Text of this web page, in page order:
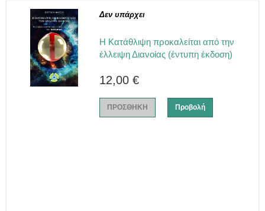
Δεν υπάρχει
Η Κατάθλιψη προκαλείται από την
έλλειψη Διανοίας (έντυπη έκδοση)
12,00 €
ΠΡΟΣΘΗΚΗ Προβολή